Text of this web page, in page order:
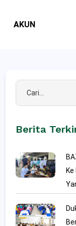
AKUN
Berita